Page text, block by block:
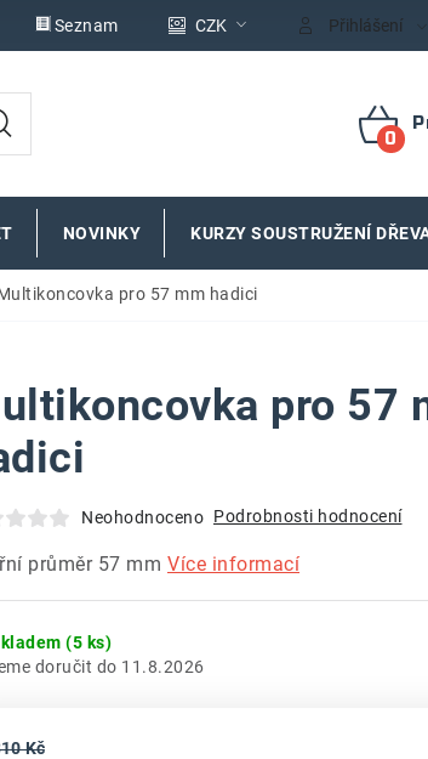
Seznam CZK Přihlášení
NOVINKY KURZY SOUSTRUŽENÍ
pro 57 mm hadici
pro 57
Neohodnoceno Podrobnosti hodnocení
průměr 57 mm Více informací
(5 ks)
11.8.2026
Kč